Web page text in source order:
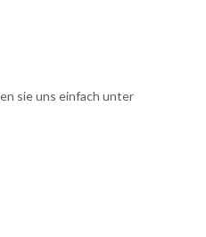
sie uns einfach unter